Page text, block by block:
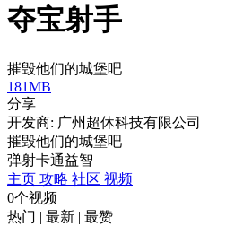
夺宝射手
摧毁他们的城堡吧
181MB
分享
开发商: 广州超休科技有限公司
摧毁他们的城堡吧
弹射卡通益智
主页 攻略 社区 视频
0个视频
热门 | 最新 | 最赞